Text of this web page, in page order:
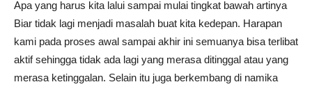
Apa yang harus kita lalui sampai mulai tingkat bawah artinya
Biar tidak lagi menjadi masalah buat kita kedepan. Harapan
kami pada proses awal sampai akhir ini semuanya bisa terlibat
aktif sehingga tidak ada lagi yang merasa ditinggal atau yang
merasa ketinggalan. Selain itu juga berkembang di namika